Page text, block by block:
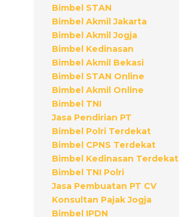
Bimbel STAN
Bimbel Akmil Jakarta
Bimbel Akmil Jogja
Bimbel Kedinasan
Bimbel Akmil Bekasi
Bimbel STAN Online
Bimbel Akmil Online
Bimbel TNI
Jasa Pendirian PT
Bimbel Polri Terdekat
Bimbel CPNS Terdekat
Bimbel Kedinasan Terdekat
Bimbel TNI Polri
Jasa Pembuatan PT CV
Konsultan Pajak Jogja
Bimbel IPDN